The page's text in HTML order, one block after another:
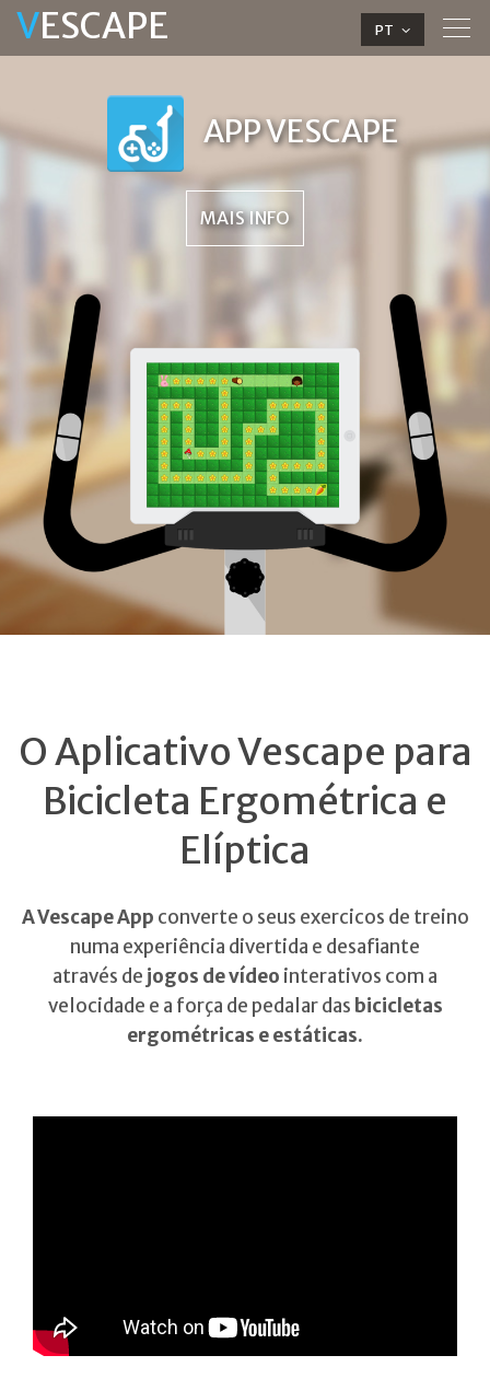
VESCAPE PT
APP VESCAPE
MAIS INFO
O Aplicativo Vescape para
Bicicleta Ergométrica e
Elíptica
A Vescape App converte o seus exercicos de treino
numa experiência divertida e desafiante
através de jogos de vídeo interativos com a
velocidade e a força de pedalar das bicicletas
ergométricas e estáticas.